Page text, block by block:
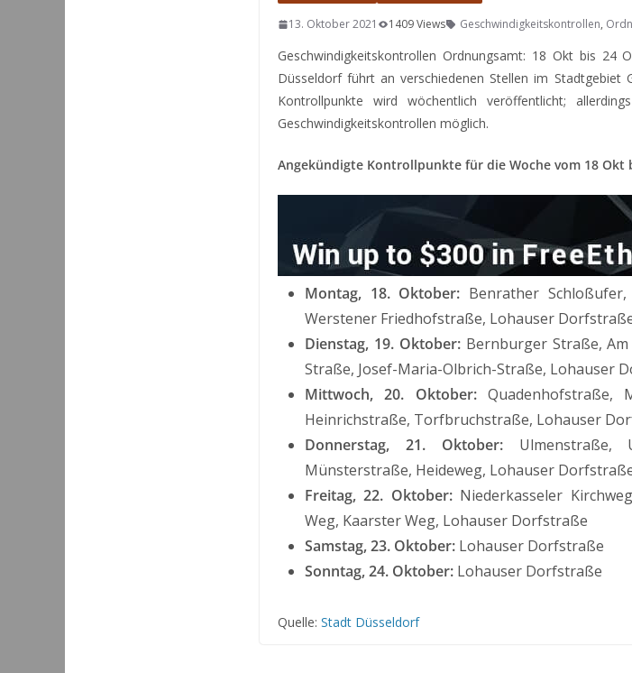
13. Oktober 2021 1409 Views Geschwindigkeitskontrollen,
Geschwindigkeitskontrollen Ordnungsamt: 18 Okt bis 24
Düsseldorf führt an verschiedenen Stellen im Stadtgebiet
Kontrollpunkte wird wöchentlich veröffentlicht;
Geschwindigkeitskontrollen möglich.
Angekündigte Kontrollpunkte für die Woche vom 18 Okt
Montag, 18. Oktober: Benrather
Werstener Friedhofstraße, Lohauser
Dienstag, 19. Oktober:Bernburger Straße, Am
Straße, Josef-Maria-Olbrich-Straße, Lohauser
Mittwoch, 20. Oktober:Quadenhofstraße,
Heinrichstraße, Torfbruchstraße, Lohauser
Donnerstag, 21. Oktober:Ulmenstraße,
Münsterstraße, Heideweg, Lohauser
Freitag, 22. Oktober:Niederkasseler
Weg, Kaarster Weg, Lohauser Dorfstraße
Samstag, 23. Oktober: Lohauser Dorfstraße
Sonntag, 24. Oktober: Lohauser Dorfstraße
Quelle: Stadt Düsseldorf